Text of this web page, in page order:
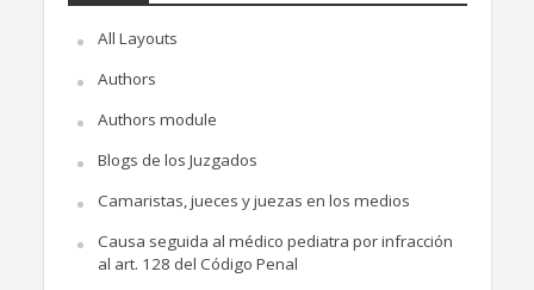
All Layouts
Authors
Authors module
Blogs de los Juzgados
Camaristas, jueces y juezas en los medios
Causa seguida al médico pediatra por infracción
al art. 128 del Código Penal